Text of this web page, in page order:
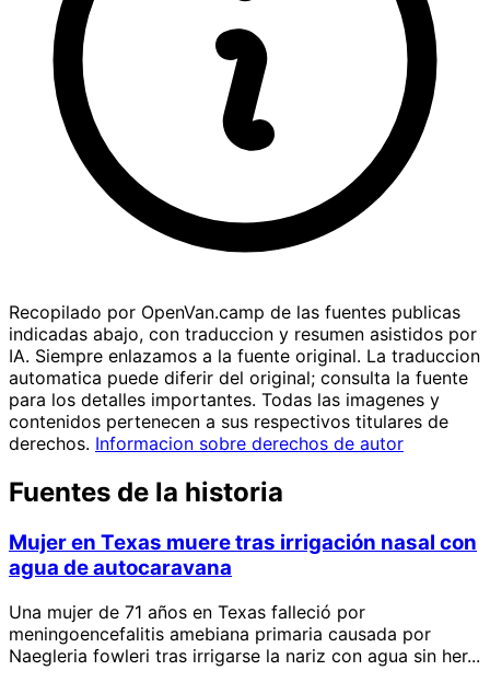
Recopilado por OpenVan.camp de las fuentes publicas
indicadas abajo, con traduccion y resumen asistidos por
IA. Siempre enlazamos a la fuente original. La traduccion
automatica puede diferir del original; consulta la fuente
para los detalles importantes. Todas las imagenes y
contenidos pertenecen a sus respectivos titulares de
derechos. Informacion sobre derechos de autor
Fuentes de la historia
Mujer en Texas muere tras irrigación nasal con
agua de autocaravana
Una mujer de 71 años en Texas falleció por
meningoencefalitis amebiana primaria causada por
Naegleria fowleri tras irrigarse la nariz con agua sin her...